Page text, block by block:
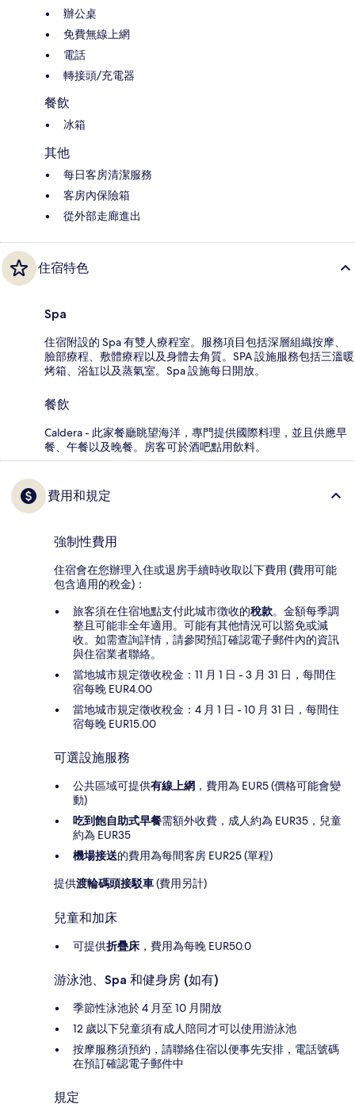
辦公桌
免費無線上網
電話
轉接頭/充電器
餐飲
冰箱
其他
每日客房清潔服務
客房內保險箱
從外部走廊進出
住宿特色
Spa
住宿附設的 Spa 有雙人療程室。服務項目包括深層組織按摩、
臉部療程、敷體療程以及身體去角質。SPA 設施服務包括三溫暖
烤箱、浴缸以及蒸氣室。Spa 設施每日開放。
餐飲
Caldera - 此家餐廳眺望海洋，專門提供國際料理，並且供應早
餐、午餐以及晚餐。房客可於酒吧點用飲料。
費用和規定
強制性費用
住宿會在您辦理入住或退房手續時收取以下費用 (費用可能
包含適用的稅金)：
旅客須在住宿地點支付此城市徴收的稅款。金額每季調
整且可能非全年適用。可能有其他情況可以豁免或減
收。如需查詢詳情，請參閱預訂確認電子郵件內的資訊
與住宿業者聯絡。
當地城市規定徵收稅金：11 月 1 日 - 3 月 31 日，每間住
宿每晚 EUR4.00
當地城市規定徵收稅金：4 月 1 日 - 10 月 31 日，每間住
宿每晚 EUR15.00
可選設施服務
公共區域可提供有線上網 ，費用為 EUR5 (價格可能會變
動)
吃到飽自助式早餐需額外收費，成人約為 EUR35，兒童
約為 EUR35
機場接送的費用為每間客房 EUR25 (單程)
提供渡輪碼頭接駁車(費用另計)
兒童和加床
可提供折疊床 ，費用為每晚 EUR50.0
游泳池、Spa 和健身房 (如有)
季節性泳池於 4 月至 10 月開放
12 歲以下兒童須有成人陪同才可以使用游泳池
按摩服務須預約，請聯絡住宿以便事先安排，電話號碼
在預訂確認電子郵件中
規定